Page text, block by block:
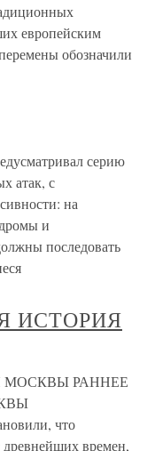
европейским
обозначили
серию
атак, с
на
и
последовать
ИСТОРИЯ
МОСКВЫ РАННЕЕ
что
древнейших времен,